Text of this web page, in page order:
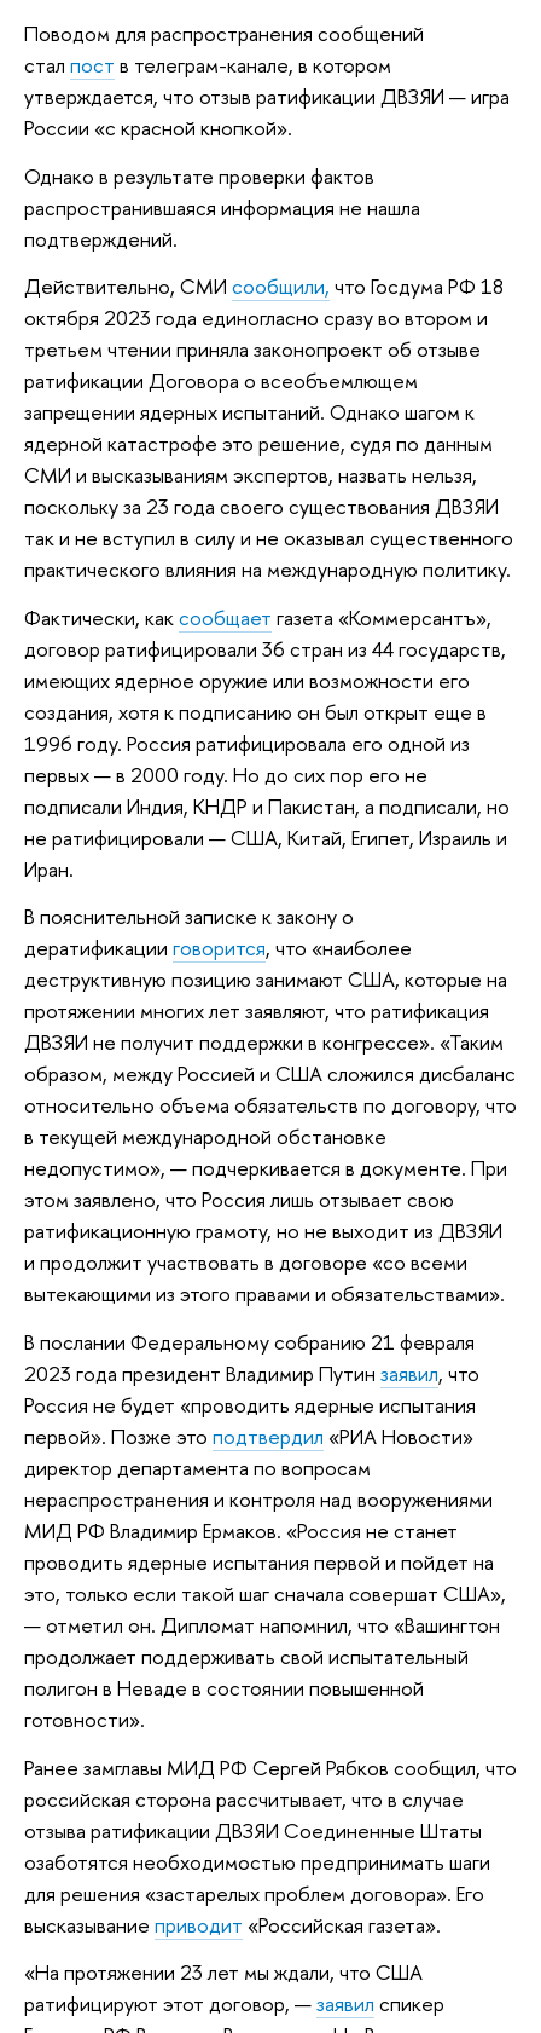
Поводом для распространения сообщений
стал пост в телеграм-канале, в котором
утверждается, что отзыв ратификации ДВЗЯИ — игра
России «с красной кнопкой».
Однако в результате проверки фактов
распространившаяся информация не нашла
подтверждений.
Действительно, СМИ сообщили, что Госдума РФ 18
октября 2023 года единогласно сразу во втором и
третьем чтении приняла законопроект об отзыве
ратификации Договора о всеобъемлющем
запрещении ядерных испытаний. Однако шагом к
ядерной катастрофе это решение, судя по данным
СМИ и высказываниям экспертов, назвать нельзя,
поскольку за 23 года своего существования ДВЗЯИ
так и не вступил в силу и не оказывал существенного
практического влияния на международную политику.
Фактически, каксообщает газета «Коммерсантъ»,
договор ратифицировали 36 стран из 44 государств,
имеющих ядерное оружие или возможности его
создания, хотя к подписанию он был открыт еще в
1996 году. Россия ратифицировала его одной из
первых — в 2000 году. Но до сих пор его не
подписали Индия, КНДР и Пакистан, а подписали, но
не ратифицировали — США, Китай, Египет, Израиль и
Иран.
В пояснительной записке к закону о
дератификации говорится, что «наиболее
деструктивную позицию занимают США, которые на
протяжении многих лет заявляют, что ратификация
ДВЗЯИ не получит поддержки в конгрессе». «Таким
образом, между Россией и США сложился дисбаланс
относительно объема обязательств по договору, что
в текущей международной обстановке
недопустимо», — подчеркивается в документе. При
этом заявлено, что Россия лишь отзывает свою
ратификационную грамоту, но не выходит из ДВЗЯИ
и продолжит участвовать в договоре «со всеми
вытекающими из этого правами и обязательствами».
В послании Федеральному собранию 21 февраля
2023 года президент Владимир Путин заявил, что
Россия не будет «проводить ядерные испытания
первой». Позже это подтвердил «РИА Новости»
директор департамента по вопросам
нераспространения и контроля над вооружениями
МИД РФ Владимир Ермаков. «Россия не станет
проводить ядерные испытания первой и пойдет на
это, только если такой шаг сначала совершат США»,
— отметил он. Дипломат напомнил, что «Вашингтон
продолжает поддерживать свой испытательный
полигон в Неваде в состоянии повышенной
готовности».
Ранее замглавы МИД РФ Сергей Рябков сообщил, что
российская сторона рассчитывает, что в случае
отзыва ратификации ДВЗЯИ Соединенные Штаты
озаботятся необходимостью предпринимать шаги
для решения «застарелых проблем договора». Его
высказывание приводит «Российская газета».
«На протяжении 23 лет мы ждали, что США
ратифицируют этот договор, —заявил спикер